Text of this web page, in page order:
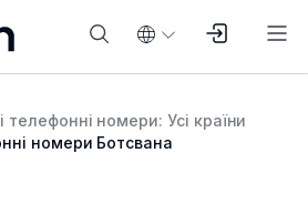
телефонні номери: Усі країни
номери Ботсвана